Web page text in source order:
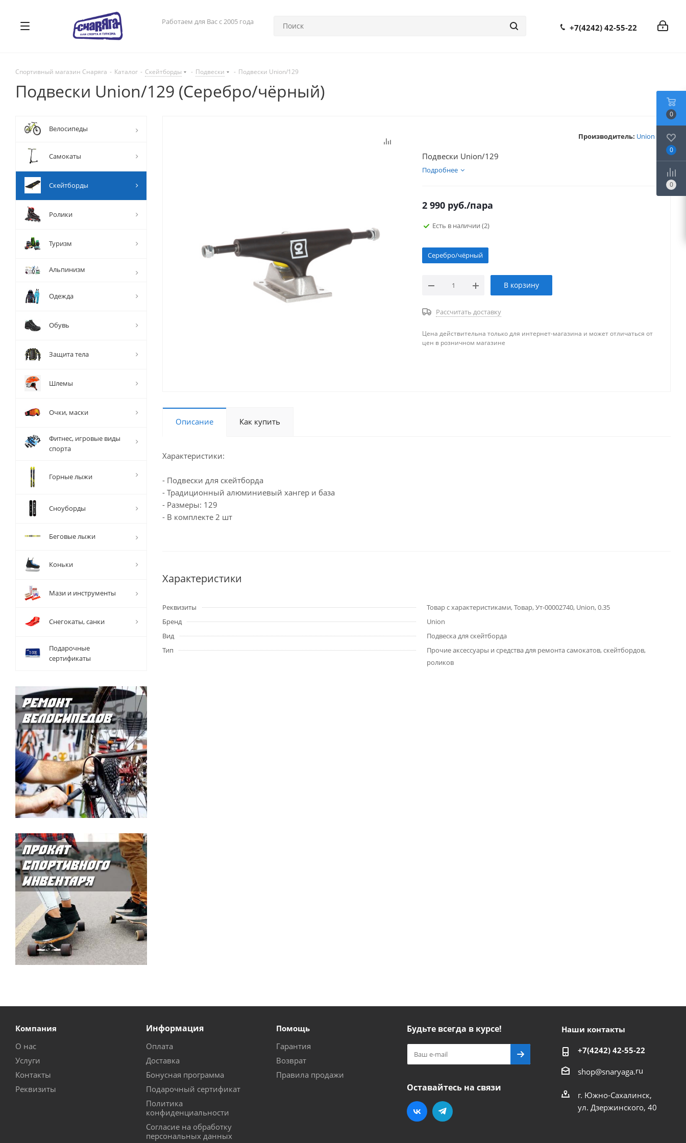
Работаем для Вас с 2005 года
+7(4242) 42-55-22
Спортивный магазин Снаряга - Каталог - Скейтборды - Подвески - Подвески Union/129
Подвески Union/129 (Серебро/чёрный)
Производитель: Union
Подвески Union/129
Подробнее
2 990 руб./пара
Есть в наличии (2)
Серебро/чёрный
В корзину
Рассчитать доставку
Цена действительна только для интернет-магазина и может отличаться от
цен в розничном магазине
Описание Как купить
Характеристики:
- Подвески для скейтборда
- Традиционный алюминиевый хангер и база
- Размеры: 129
- В комплекте 2 шт
Характеристики
Реквизиты
Товар с характеристиками, Товар, Ут-00002740, Union, 0.35
Бренд
Union
Вид
Подвеска для скейтборда
Тип
Прочие аксессуары и средства для ремонта самокатов, скейтбордов,
роликов
Велосипеды
Самокаты
Скейтборды
Ролики
Туризм
Альпинизм
Одежда
Обувь
Защита тела
Шлемы
Очки, маски
Фитнес, игровые виды
спорта
Горные лыжи
Сноуборды
Беговые лыжи
Коньки
Мази и инструменты
Снегокаты, санки
Подарочные
сертификаты
Компания
О нас
Услуги
Контакты
Реквизиты
Информация
Оплата
Доставка
Бонусная программа
Подарочный сертификат
Политика
конфиденциальности
Согласие на обработку
персональных данных
Помощь
Гарантия
Возврат
Правила продажи
Будьте всегда в курсе!
Оставайтесь на связи
Наши контакты
+7(4242) 42-55-22
shop@snaryaga.ru
г. Южно-Сахалинск,
ул. Дзержинского, 40
0
0
0